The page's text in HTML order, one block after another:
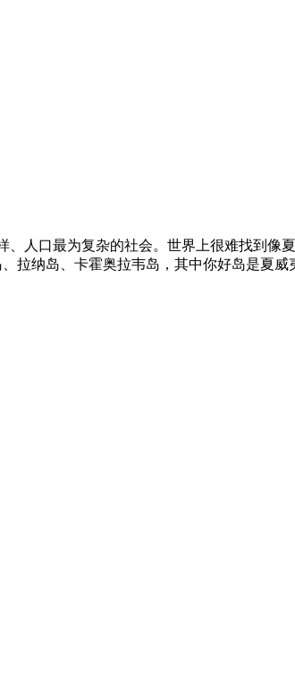
人口最为复杂的社会。世界上很难找到像
拉纳岛、卡霍奥拉韦岛，其中你好岛是夏威